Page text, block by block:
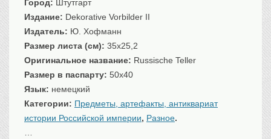
Рыбы, рыбалка
Техника, транспорт, архитектура
Архитектура
Транспорт
Город: Штутгарт
Издание: Dekorative Vorbilder II
Издатель: Ю. Хофманн
Размер листа (см): 35x25,2
Оригинальное название: Russische Teller
Размер в паспарту: 50x40
Язык: немецкий
Категории: Предметы, артефакты, антиквариат
истории Российской империи, Разное.